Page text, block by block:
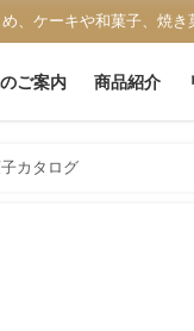
ケーキや和菓子、焼き
ご案内 商品紹介
カタログ